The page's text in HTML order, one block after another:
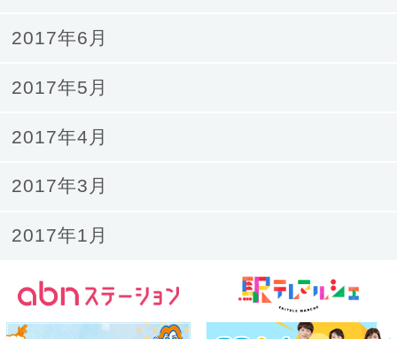
2017年6月
2017年5月
2017年4月
2017年3月
2017年1月